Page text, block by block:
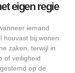
eigen regie
iemand
houvast bij wonen
zaken, terwijl in
of veiligheid
op de